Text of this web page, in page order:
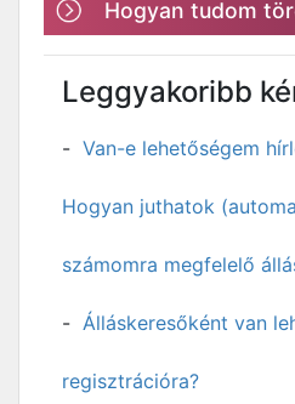
Hogyan tudom
Leggyakoribb
Van-e lehetőségem
Hogyan juthatok
számomra megfelelő
Álláskeresőként van
regisztrációra?